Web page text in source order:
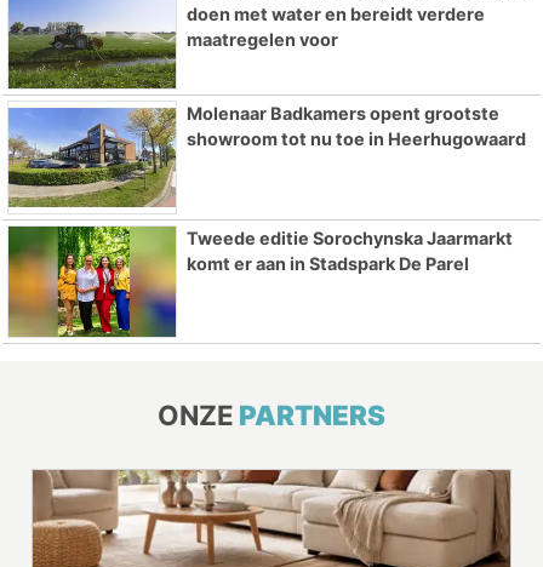
doen met water en bereidt verdere
maatregelen voor
Molenaar Badkamers opent grootste
showroom tot nu toe in Heerhugowaard
Tweede editie Sorochynska Jaarmarkt
komt er aan in Stadspark De Parel
ONZE PARTNERS